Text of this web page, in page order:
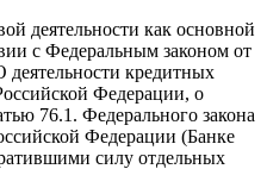
деятельности как основной
с Федеральным законом от
кредитных
Федерации, о
76.1. Федерального закона
Федерации (Банке
силу отдельных